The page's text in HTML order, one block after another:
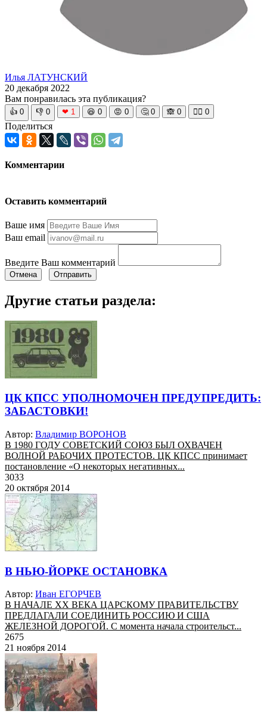
Илья ЛАТУНСКИЙ
20 декабря 2022
Вам понравилась эта публикация?
👍 0 👎 0 ❤ 1 😆 0 😡 0 🤔 0 🙈 0 🧘‍♀️ 0
Поделиться
Комментарии
Оставить комментарий
Ваше имя
Ваш email
Введите Ваш комментарий
Отмена Отправить
Другие статьи раздела:
ЦК КПСС УПОЛНОМОЧЕН ПРЕДУПРЕДИТЬ:
ЗАБАСТОВКИ!
Автор: Владимир ВОРОНОВ
В 1980 ГОДУ СОВЕТСКИЙ СОЮЗ БЫЛ ОХВАЧЕН
ВОЛНОЙ РАБОЧИХ ПРОТЕСТОВ. ЦК КПСС принимает
постановление «О некоторых негативных...
3033
20 октября 2014
В НЬЮ-ЙОРКЕ ОСТАНОВКА
Автор: Иван ЕГОРЧЕВ
В НАЧАЛЕ XX ВЕКА ЦАРСКОМУ ПРАВИТЕЛЬСТВУ
ПРЕДЛАГАЛИ СОЕДИНИТЬ РОССИЮ И США
ЖЕЛЕЗНОЙ ДОРОГОЙ. С момента начала строительст...
2675
21 ноября 2014